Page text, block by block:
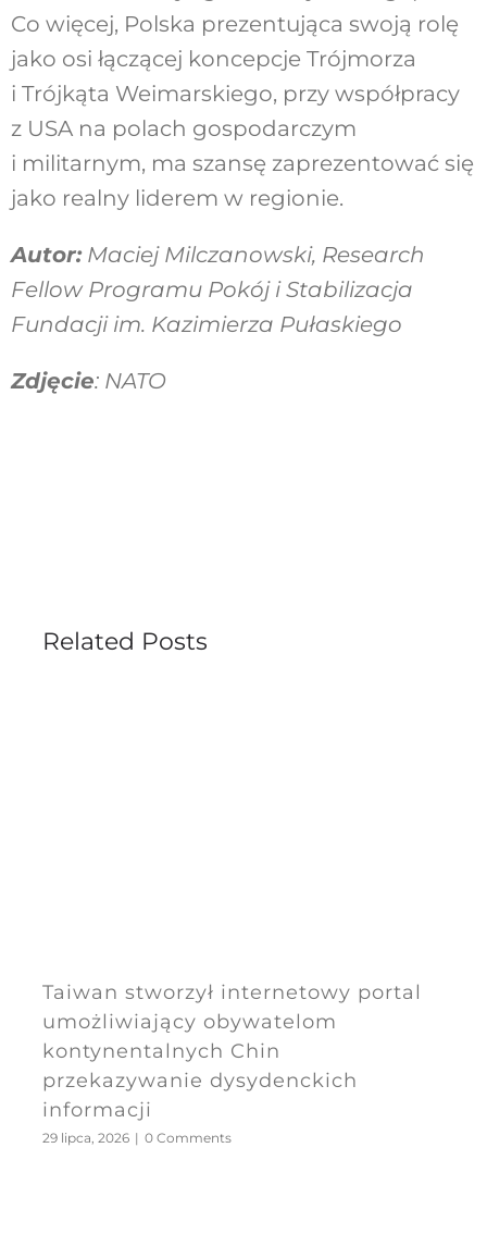
Co więcej, Polska prezentująca swoją rolę
jako osi łączącej koncepcje Trójmorza
i Trójkąta Weimarskiego, przy współpracy
z USA na polach gospodarczym
i militarnym, ma szansę zaprezentować się
jako realny liderem w regionie.
Autor:Maciej Milczanowski, Research
Fellow Programu Pokój i Stabilizacja
Fundacji im. Kazimierza Pułaskiego
Zdjęcie: NATO
Related Posts
Taiwan stworzył internetowy portal
umożliwiający obywatelom
kontynentalnych Chin
przekazywanie dysydenckich
informacji
29 lipca, 2026 | 0 Comments